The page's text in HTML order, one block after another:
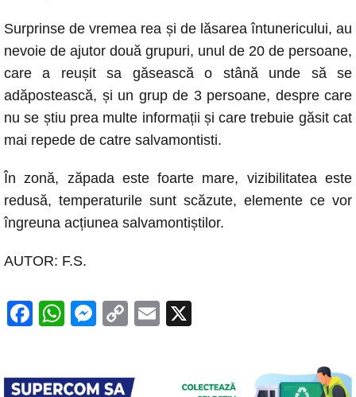
o
k
p
er k
Surprinse de vremea rea și de lăsarea întunericului, au
nevoie de ajutor două grupuri, unul de 20 de persoane,
care a reușit sa găsească o stână unde să se
adăpostească, și un grup de 3 persoane, despre care
nu se știu prea multe informații și care trebuie găsit cat
mai repede de catre salvamontisti.
În zonă, zăpada este foarte mare, vizibilitatea este
redusă, temperaturile sunt scăzute, elemente ce vor
îngreuna acțiunea salvamontiștilor.
AUTOR: F.S.
F
e
W
s
M
e
C
y
E